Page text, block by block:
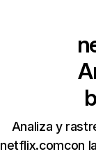
Analiza y
netflix.comcon